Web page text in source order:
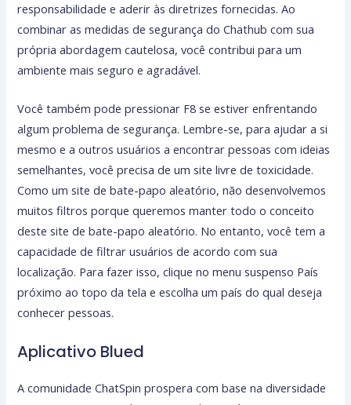
responsabilidade e aderir às diretrizes fornecidas. Ao
combinar as medidas de segurança do Chathub com sua
própria abordagem cautelosa, você contribui para um
ambiente mais seguro e agradável.
Você também pode pressionar F8 se estiver enfrentando
algum problema de segurança. Lembre-se, para ajudar a si
mesmo e a outros usuários a encontrar pessoas com ideias
semelhantes, você precisa de um site livre de toxicidade.
Como um site de bate-papo aleatório, não desenvolvemos
muitos filtros porque queremos manter todo o conceito
deste site de bate-papo aleatório. No entanto, você tem a
capacidade de filtrar usuários de acordo com sua
localização. Para fazer isso, clique no menu suspenso País
próximo ao topo da tela e escolha um país do qual deseja
conhecer pessoas.
Aplicativo Blued
A comunidade ChatSpin prospera com base na diversidade